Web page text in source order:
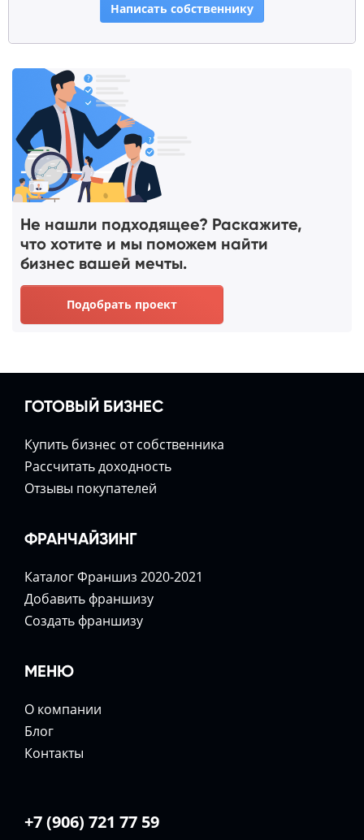
Написать собственнику
Не нашли подходящее? Раскажите,
что хотите и мы поможем найти
бизнес вашей мечты.
Подобрать проект
ГОТОВЫЙ БИЗНЕС
Купить бизнес от собственника
Расcчитать доходность
Отзывы покупателей
ФРАНЧАЙЗИНГ
Каталог Франшиз 2020-2021
Добавить франшизу
Создать франшизу
МЕНЮ
О компании
Блог
Контакты
+7 (906) 721 77 59